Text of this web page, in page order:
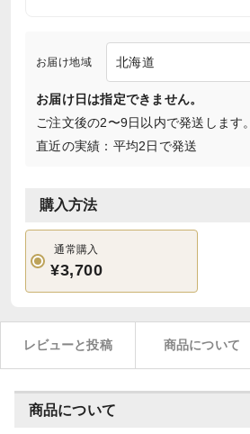
お届け地域
お届け日は指定できません。
ご注文後の2〜9日以内で発送します。
直近の実績：平均2日で発送
購入方法
通常購入
¥3,700
レビューと投稿 商品について
商品について